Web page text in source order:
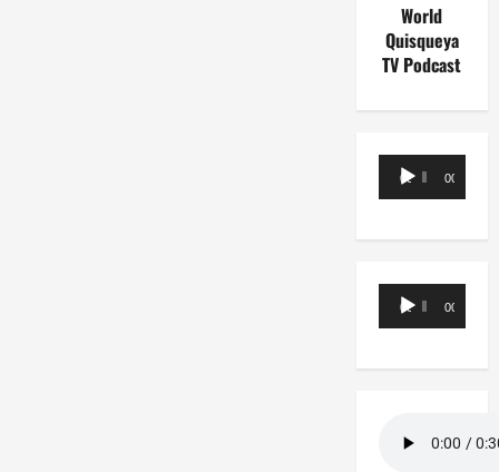
World
Quisqueya
TV Podcast
Reproductor
de
00:00 00:00
Reproductor
de
00:00 00:00